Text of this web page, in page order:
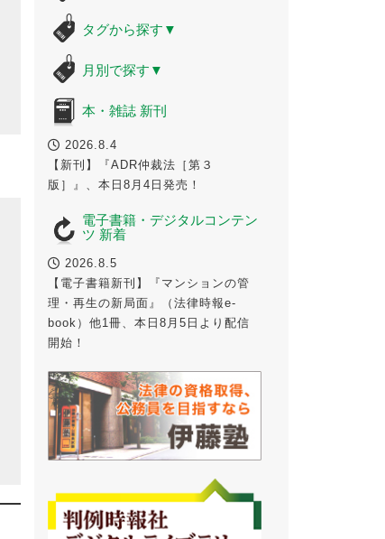
タグから探す ▼
月別で探す ▼
本・雑誌 新刊
2026.8.4
【新刊】『ADR仲裁法［第３
版］』、本日8月4日発売！
電子書籍・デジタルコンテン
ツ 新着
2026.8.5
【電子書籍新刊】『マンションの管
理・再生の新局面』（法律時報e-
book）他1冊、本日8月5日より配信
開始！